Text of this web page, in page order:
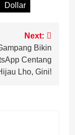
Dollar
Next:
Bikin
Centang
Lho, Gini!